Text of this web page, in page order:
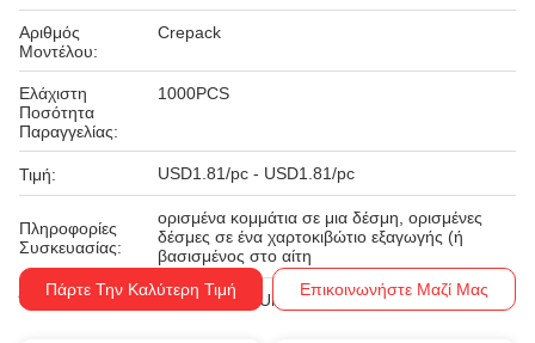
Αριθμός
Μοντέλου:
Crepack
Ελάχιστη
Ποσότητα
Παραγγελίας:
1000PCS
Τιμή: USD1.81/pc - USD1.81/pc
Πληροφορίες
Συσκευασίας:
ορισμένα κομμάτια σε μια δέσμη, ορισμένες
δέσμες σε ένα χαρτοκιβώτιο εξαγωγής (ή
βασισμένος στο αίτη
Όροι Πληρωμής: T/T, Western Union
Πάρτε Την Καλύτερη Τιμή Επικοινωνήστε Μαζί Μας